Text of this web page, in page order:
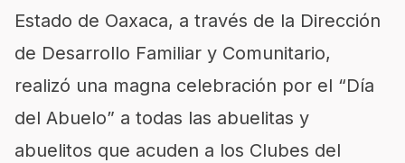
Estado de Oaxaca, a través de la Dirección
de Desarrollo Familiar y Comunitario,
realizó una magna celebración por el “Día
del Abuelo” a todas las abuelitas y
abuelitos que acuden a los Clubes del